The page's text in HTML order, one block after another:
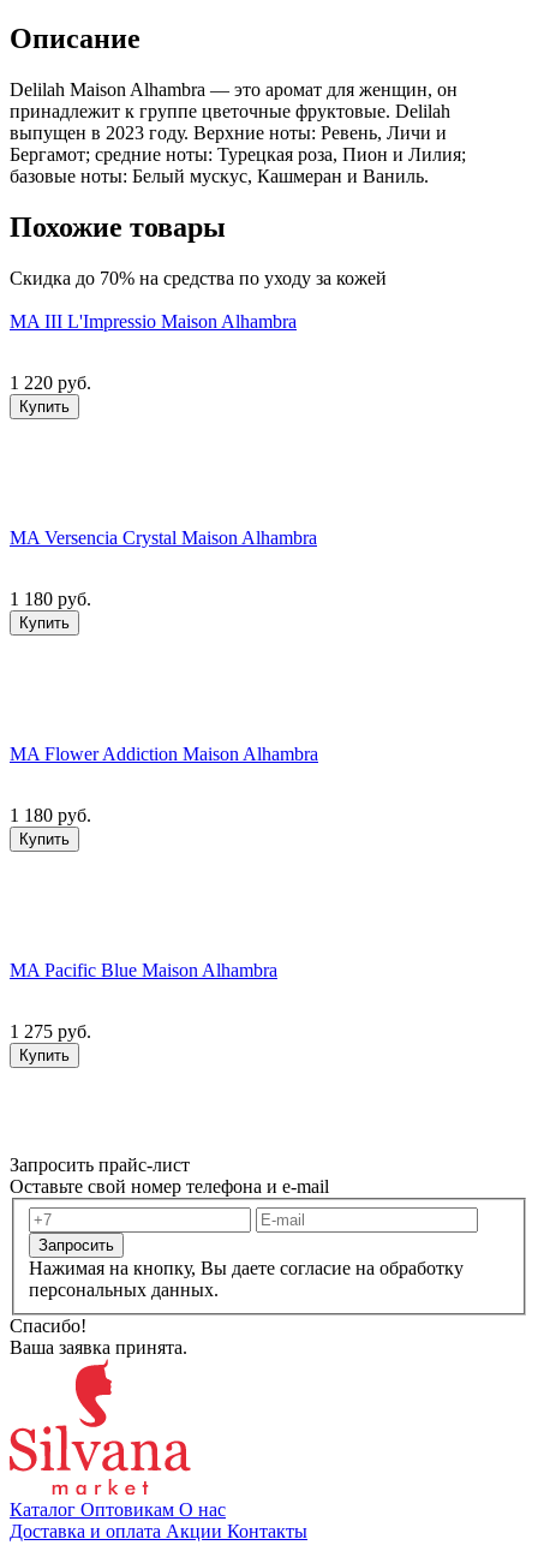
Описание
Delilah Maison Alhambra — это аромат для женщин, он
принадлежит к группе цветочные фруктовые. Delilah
выпущен в 2023 году. Верхние ноты: Ревень, Личи и
Бергамот; средние ноты: Турецкая роза, Пион и Лилия;
базовые ноты: Белый мускус, Кашмеран и Ваниль.
Похожие товары
Скидка до 70% на средства по уходу за кожей
MA III L'Impressio Maison Alhambra
1 220 руб.
Купить
MA Versencia Crystal Maison Alhambra
1 180 руб.
Купить
MA Flower Addiction Maison Alhambra
1 180 руб.
Купить
MA Pacific Blue Maison Alhambra
1 275 руб.
Купить
Запросить прайс-лист
Оставьте свой номер телефона и e-mail
Запросить
Нажимая на кнопку, Вы даете согласие на обработку
персональных данных.
Спасибо!
Ваша заявка принята.
Каталог Оптовикам О нас
Доставка и оплата Акции Контакты